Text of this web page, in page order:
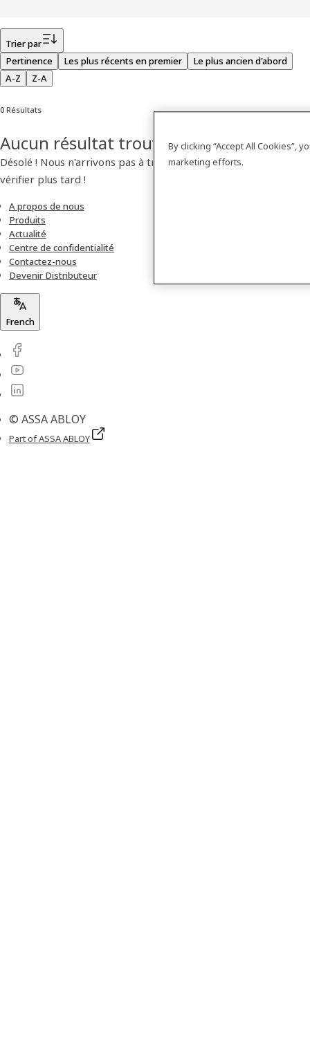
Trier par
Pertinence
Les plus récents en premier
Le plus ancien d'abord
A-Z
Z-A
0 Résultats
Aucun résultat trouvé
Désolé ! Nous n'arrivons pas à trouver de produit. Veuillez
vérifier plus tard !
A propos de nous
Produits
Actualité
Centre de confidentialité
Contactez-nous
Devenir Distributeur
French
© ASSA ABLOY
Part of ASSA ABLOY
By clicking “Accept All Cookies”,
marketing efforts.